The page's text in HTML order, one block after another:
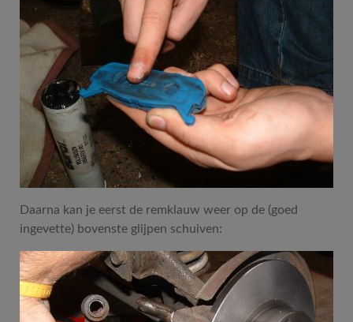
Daarna kan je eerst de remklauw weer op de (goed
ingevette) bovenste glijpen schuiven: